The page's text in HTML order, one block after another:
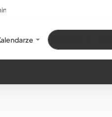
Szukaj…